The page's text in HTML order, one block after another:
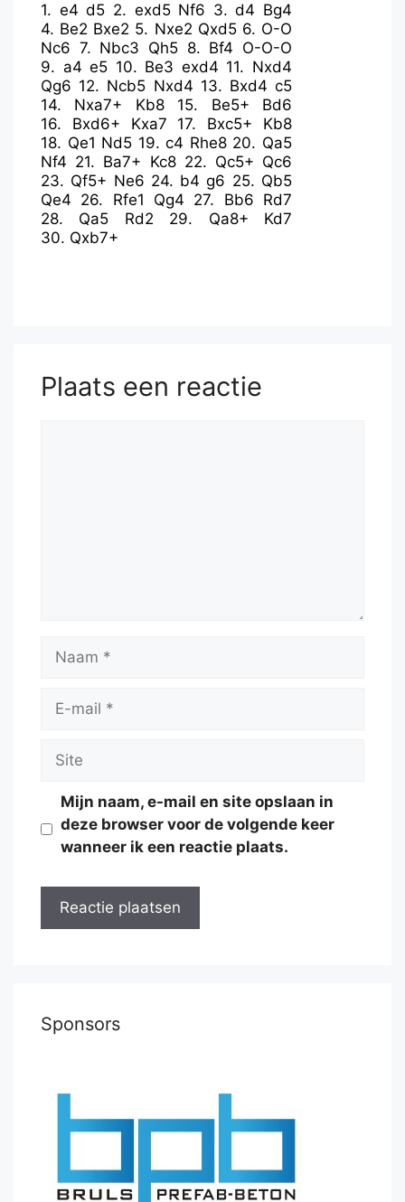
1. e4 d5 2. exd5 Nf6 3.d4 Bg4
4. Be2 Bxe2 5. Nxe2 Qxd5 6. O-O
Nc6 7. Nbc3 Qh5 8. Bf4 O-O-O
9. a4 e5 10. Be3 exd4 11. Nxd4
Qg6 12. Ncb5 Nxd4 13. Bxd4 c5
14. Nxa7+ Kb8 15. Be5+
Bd6
16. Bxd6+ Kxa7 17. Bxc5+
Kb8
18. Qe1 Nd5 19.c4 Rhe8 20. Qa5
Nf4 21. Ba7+ Kc8 22. Qc5+ Qc6
23. Qf5+ Ne6 24. b4 g6 25. Qb5
Qe4 26. Rfe1 Qg4 27. Bb6 Rd7
28. Qa5 Rd2 29. Qa8+
Kd7
30. Qxb7+
Plaats een reactie
Naam
Site
Mijn naam, e-mail en site opslaan in
deze browser voor de volgende keer
wanneer ik een reactie plaats.
Sponsors